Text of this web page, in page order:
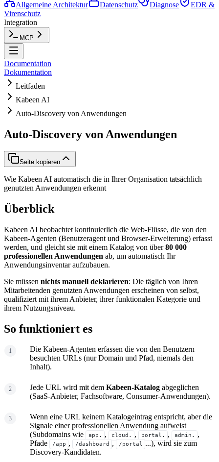
Allgemeine Architektur
Datenschutz Diagnose
EDR &
Virenschutz
Integration
MCP
Documentation
Dokumentation
Leitfaden
Kabeen AI
Auto-Discovery von Anwendungen
Auto-Discovery von Anwendungen
Seite kopieren
Wie Kabeen AI automatisch die in Ihrer Organisation tatsächlich
genutzten Anwendungen erkennt
Überblick
Kabeen AI beobachtet kontinuierlich die Web-Flüsse, die von den
Kabeen-Agenten (Benutzeragent und Browser-Erweiterung) erfasst
werden, und gleicht sie mit einem Katalog von über80 000
professionellen Anwendungen ab, um automatisch Ihr
Anwendungsinventar aufzubauen.
Sie müssen nichts manuell deklarieren: Die täglich von Ihren
Mitarbeitenden genutzten Anwendungen erscheinen von selbst,
qualifiziert mit ihrem Anbieter, ihrer funktionalen Kategorie und
ihrem Nutzungsniveau.
So funktioniert es
Die Kabeen-Agenten erfassen die von den Benutzern
besuchten URLs (nur Domain und Pfad, niemals den
Inhalt).
Jede URL wird mit dem Kabeen-Katalog abgeglichen
(SaaS-Anbieter, Fachsoftware, Consumer-Anwendungen).
Wenn eine URL keinem Katalogeintrag entspricht, aber die
Signale einer professionellen Anwendung aufweist
(Subdomains wie
app. , cloud. , portal. , admin.
,
Pfade
/app , /dashboard , /portal ...), wird sie zum
Discovery-Kandidaten.